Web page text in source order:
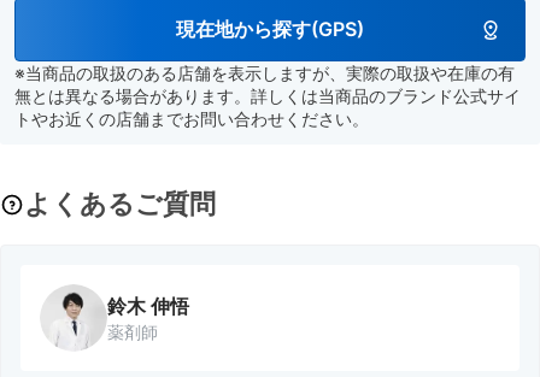
現在地から探す(GPS)
※当商品の取扱のある店舗を表示しますが、実際の取扱や在庫の有
無とは異なる場合があります。詳しくは当商品のブランド公式サイ
トやお近くの店舗までお問い合わせください。
よくあるご質問
鈴木 伸悟
薬剤師